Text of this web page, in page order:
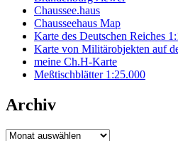
Chaussee.haus
Chausseehaus Map
Karte des Deutschen Reiches
Karte von Militärobjekten auf
meine Ch.H-Karte
Meßtischblätter 1:25.000
Archiv
Archiv